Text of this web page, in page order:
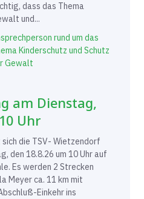
dass das Thema
und...
rund um das
Kinderschutz und Schutz
Gewalt
am Dienstag,
Uhr
die TSV- Wietzendorf
den 18.8.26 um 10 Uhr auf
Es werden 2 Strecken
Meyer ca. 11 km mit
Einkehr ins